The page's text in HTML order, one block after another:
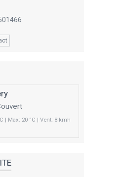
| Max: 20 °C | Vent: 8 kmh